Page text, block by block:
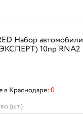
Набор
10пр RNA2
в Краснодаре: 0
(шт.)